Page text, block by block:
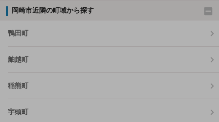
岡崎市近隣の町域から探す
鴨田町
舳越町
稲熊町
宇頭町